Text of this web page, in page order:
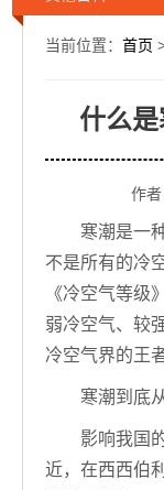
当前位置： 首页
什么
作
寒潮是一
不是所有的冷
《冷空气等级
弱冷空气、较
冷空气界的王者
寒潮到底
影响我国
近，在西西伯